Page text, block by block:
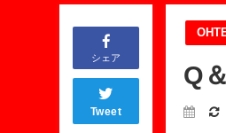
シェア
Tweet
Q